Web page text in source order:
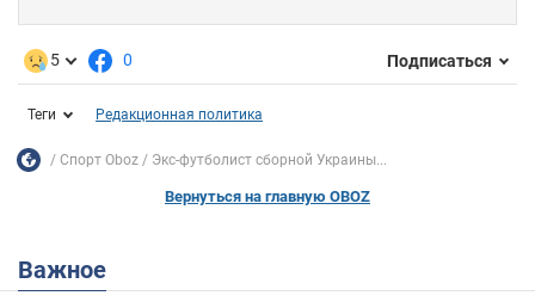
5 0 Подписаться
Теги Редакционная политика
Спорт Oboz Экс-футболист сборной Украины...
Вернуться на главную OBOZ
Важное